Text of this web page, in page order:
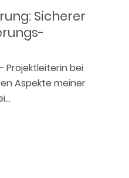
Sicherer
Projektleiterin bei
Aspekte meiner